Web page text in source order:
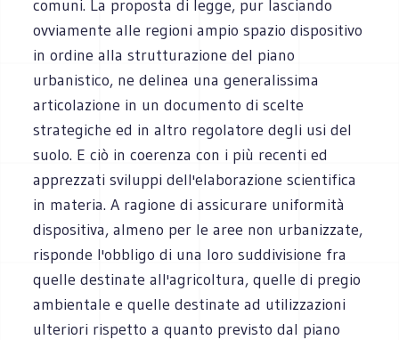
comuni. La proposta di legge, pur lasciando
ovviamente alle regioni ampio spazio dispositivo
in ordine alla strutturazione del piano
urbanistico, ne delinea una generalissima
articolazione in un documento di scelte
strategiche ed in altro regolatore degli usi del
suolo. E ciò in coerenza con i più recenti ed
apprezzati sviluppi dell'elaborazione scientifica
in materia. A ragione di assicurare uniformità
dispositiva, almeno per le aree non urbanizzate,
risponde l'obbligo di una loro suddivisione fra
quelle destinate all'agricoltura, quelle di pregio
ambientale e quelle destinate ad utilizzazioni
ulteriori rispetto a quanto previsto dal piano